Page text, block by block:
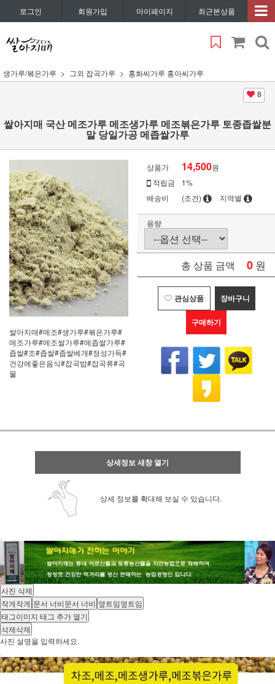
로그인 회원가입 마이페이지 최근본상품
생가루/볶은가루 그외 잡곡가루 홍화씨가루 홍아씨가루
8
쌀아지매 국산 메조가루 메조생가루 메조볶은가루 토종좁쌀분
말 당일가공 메좁쌀가루
쌀아지매#메조#생가루#볶은가루#
메조가루#메조쌀가루#메좁쌀가루#
좁쌀#조#좁쌀#좁쌀베개#정성가득#
건강에좋은음식#잡곡밥#잡곡류#곡
물
상품가 14,500원
적립금
1%
배송비
(조건) 지역별
용량
총 상품 금액 0 원
관심상품 장바구니
구매하기
상세정보 새창 열기
상세 정보를 확대해 보실 수 있습니다.
사진 삭제
작게작게 문서 너비문서 너비 옆트임옆트임
태그이미지 태그 추가 열기
삭제삭제
사진 설명을 입력하세요.